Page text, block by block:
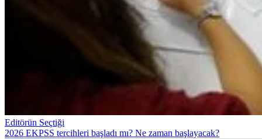
Editörün Seçtiği
2026 EKPSS tercihleri başladı mı? Ne zaman başlayacak?